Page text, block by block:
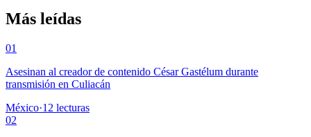
Más leídas
01
Asesinan al creador de contenido César Gastélum durante
transmisión en Culiacán
México·12 lecturas
02